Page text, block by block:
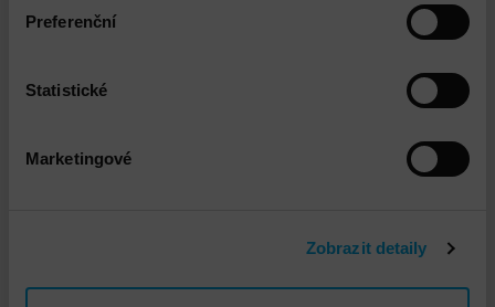
Preferenční
Statistické
Marketingové
Zobrazit detaily
Fortinet Instalace a implementace FortiGate